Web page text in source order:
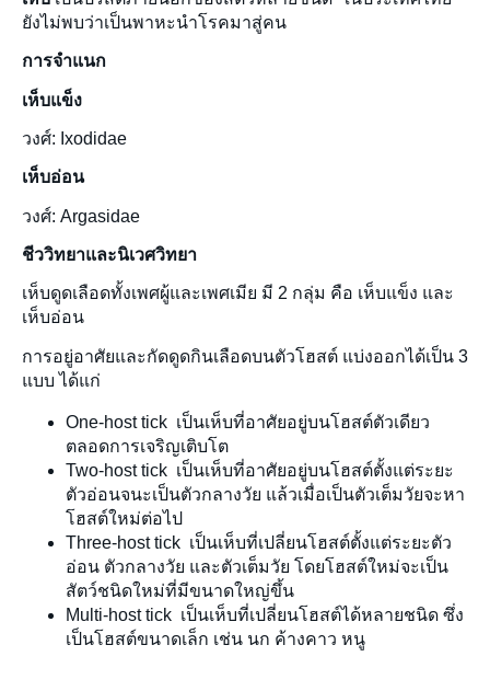
ยังไม่พบว่าเป็นพาหะนำโรคมาสู่คน
การจำแนก
เห็บแข็ง
วงศ์: Ixodidae
เห็บอ่อน
วงศ์: Argasidae
ชีววิทยาและนิเวศวิทยา
เห็บดูดเลือดทั้งเพศผู้และเพศเมีย มี 2 กลุ่ม คือ เห็บแข็ง และ
เห็บอ่อน
การอยู่อาศัยและกัดดูดกินเลือดบนตัวโฮสต์ แบ่งออกได้เป็น 3
แบบ ได้แก่
One-host tick เป็นเห็บที่อาศัยอยู่บนโฮสต์ตัวเดียว
ตลอดการเจริญเติบโต
Two-host tick เป็นเห็บที่อาศัยอยู่บนโฮสต์ตั้งแต่ระยะ
ตัวอ่อนจนะเป็นตัวกลางวัย แล้วเมื่อเป็นตัวเต็มวัยจะหา
โฮสต์ใหม่ต่อไป
Three-host tick เป็นเห็บที่เปลี่ยนโฮสต์ตั้งแต่ระยะตัว
อ่อน ตัวกลางวัย และตัวเต็มวัย โดยโฮสต์ใหม่จะเป็น
สัตว์ชนิดใหม่ที่มีขนาดใหญ่ขึ้น
Multi-host tick เป็นเห็บที่เปลี่ยนโฮสต์ได้หลายชนิด ซึ่ง
เป็นโฮสต์ขนาดเล็ก เช่น นก ค้างคาว หนู